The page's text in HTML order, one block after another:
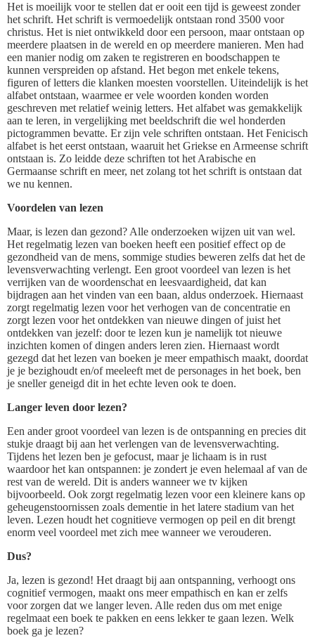
Het is moeilijk voor te stellen dat er ooit een tijd is geweest zonder
het schrift. Het schrift is vermoedelijk ontstaan rond 3500 voor
christus. Het is niet ontwikkeld door een persoon, maar ontstaan op
meerdere plaatsen in de wereld en op meerdere manieren. Men had
een manier nodig om zaken te registreren en boodschappen te
kunnen verspreiden op afstand. Het begon met enkele tekens,
figuren of letters die klanken moesten voorstellen. Uiteindelijk is het
alfabet ontstaan, waarmee er vele woorden konden worden
geschreven met relatief weinig letters. Het alfabet was gemakkelijk
aan te leren, in vergelijking met beeldschrift die wel honderden
pictogrammen bevatte. Er zijn vele schriften ontstaan. Het Fenicisch
alfabet is het eerst ontstaan, waaruit het Griekse en Armeense schrift
ontstaan is. Zo leidde deze schriften tot het Arabische en
Germaanse schrift en meer, net zolang tot het schrift is ontstaan dat
we nu kennen.
Voordelen van lezen
Maar, is lezen dan gezond? Alle onderzoeken wijzen uit van wel.
Het regelmatig lezen van boeken heeft een positief effect op de
gezondheid van de mens, sommige studies beweren zelfs dat het de
levensverwachting verlengt. Een groot voordeel van lezen is het
verrijken van de woordenschat en leesvaardigheid, dat kan
bijdragen aan het vinden van een baan, aldus onderzoek. Hiernaast
zorgt regelmatig lezen voor het verhogen van de concentratie en
zorgt lezen voor het ontdekken van nieuwe dingen of juist het
ontdekken van jezelf: door te lezen kun je namelijk tot nieuwe
inzichten komen of dingen anders leren zien. Hiernaast wordt
gezegd dat het lezen van boeken je meer empathisch maakt, doordat
je je bezighoudt en/of meeleeft met de personages in het boek, ben
je sneller geneigd dit in het echte leven ook te doen.
Langer leven door lezen?
Een ander groot voordeel van lezen is de ontspanning en precies dit
stukje draagt bij aan het verlengen van de levensverwachting.
Tijdens het lezen ben je gefocust, maar je lichaam is in rust
waardoor het kan ontspannen: je zondert je even helemaal af van de
rest van de wereld. Dit is anders wanneer we tv kijken
bijvoorbeeld. Ook zorgt regelmatig lezen voor een kleinere kans op
geheugenstoornissen zoals dementie in het latere stadium van het
leven. Lezen houdt het cognitieve vermogen op peil en dit brengt
enorm veel voordeel met zich mee wanneer we verouderen.
Dus?
Ja, lezen is gezond! Het draagt bij aan ontspanning, verhoogt ons
cognitief vermogen, maakt ons meer empathisch en kan er zelfs
voor zorgen dat we langer leven. Alle reden dus om met enige
regelmaat een boek te pakken en eens lekker te gaan lezen. Welk
boek ga je lezen?